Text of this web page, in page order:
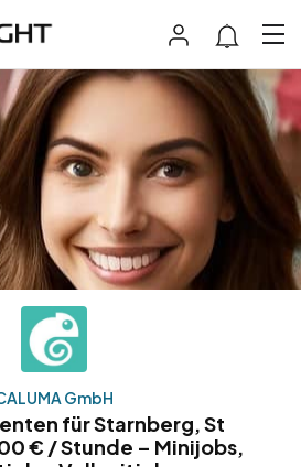
GmbH
für Starnberg, St
€ / Stunde – Minijobs,